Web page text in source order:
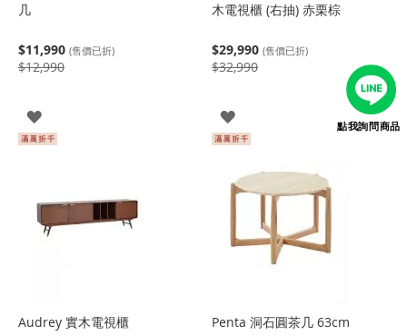
几
$11,990 (售價已折)
$12,990
登
入
木電視櫃 (右抽) 赤栗棕
$29,990 (售價已折)
$32,990
登
入
Audrey 實木電視櫃 Penta 洞石圓茶几 63cm
點我詢問商品